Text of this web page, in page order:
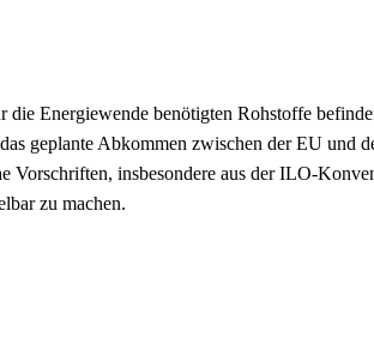
Energiewende benötigten Rohstoffe
geplante Abkommen zwischen der EU und
insbesondere aus der ILO-
zu machen.